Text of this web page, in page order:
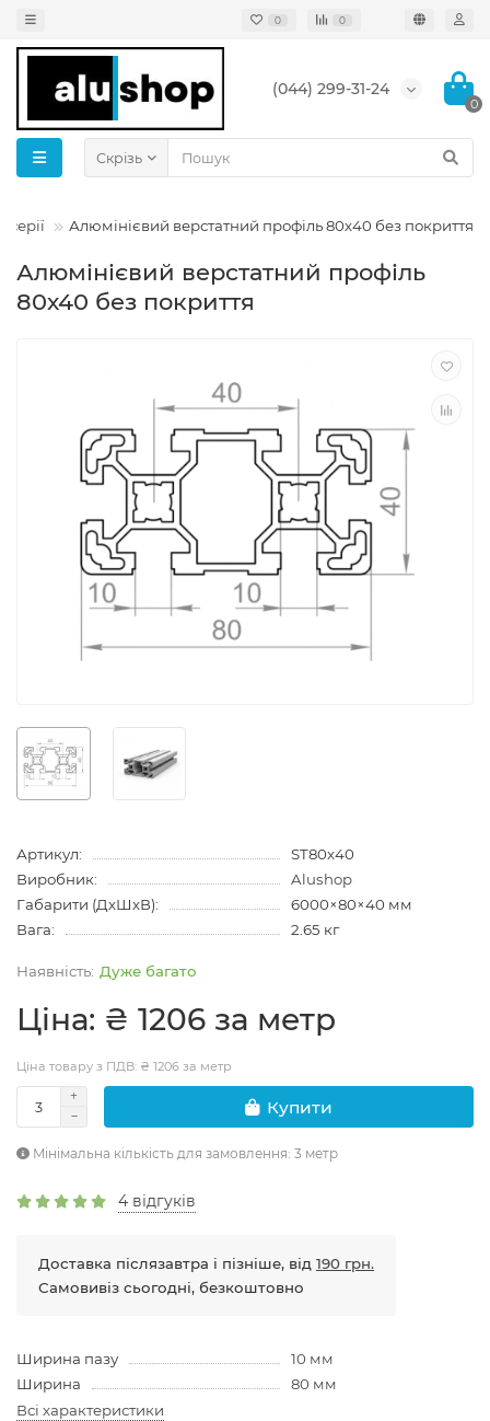
0 0
(044) 299-31-24
0
Скрізь
Алюмінієвий верстатний профіль 80х40 без покриття
Алюмінієвий верстатний профіль
80х40 без покриття
Артикул:
ST80x40
Виробник:
Alushop
Габарити (ДхШхВ):
6000×80×40 мм
Вага:
2.65 кг
Дуже багато
Цiна: ₴ 1206 за метр
Ціна товару з ПДВ: ₴ 1206 за метр
Купити
Мінімальна кількість для замовлення: 3 метр
4 відгуків
Доставка післязавтра і пізніше, від 190 грн.
Самовивіз сьогодні, безкоштовно
Ширина пазу
10 мм
Ширина
80 мм
Всі характеристики